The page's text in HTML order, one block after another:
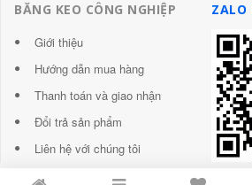
BĂNG KEO CÔNG NGHIỆP
Giới thiệu
Hướng dẫn mua hàng
Thanh toán và giao nhận
Đổi trả sản phẩm
Liên hệ với chúng tôi
ZALO